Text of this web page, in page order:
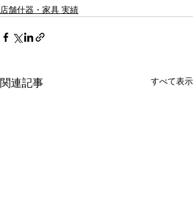
店舗什器・家具 実績
関連記事 すべて表示